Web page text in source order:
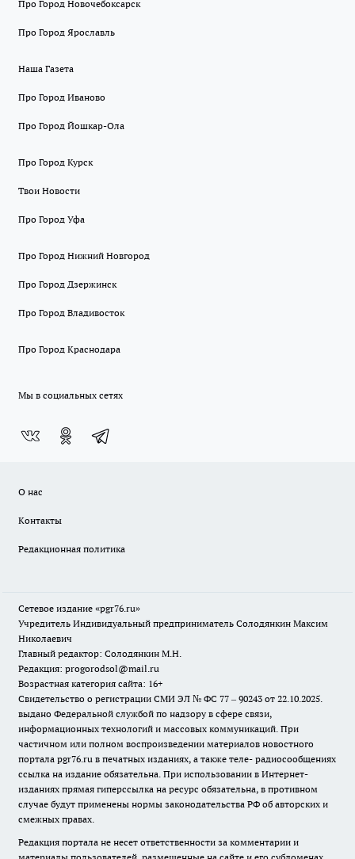
Про Город Новочебоксарск
Про Город Ярославль
Наша Газета
Про Город Иваново
Про Город Йошкар-Ола
Про Город Курск
Твои Новости
Про Город Уфа
Про Город Нижний Новгород
Про Город Дзержинск
Про Город Владивосток
Про Город Краснодара
Мы в социальных сетях
О нас
Контакты
Редакционная политика
Сетевое издание «pgr76.ru»
Учредитель Индивидуальный предприниматель Солодянкин Максим
Николаевич
Главный редактор: Солодянкин М.Н.
Редакция: progorodsol@mail.ru
Возрастная категория сайта: 16+
Свидетельство о регистрации СМИ ЭЛ № ФС 77 – 90243 от 22.10.2025.
выдано Федеральной службой по надзору в сфере связи,
информационных технологий и массовых коммуникаций. При
частичном или полном воспроизведении материалов новостного
портала pgr76.ru в печатных изданиях, а также теле- радиосообщениях
ссылка на издание обязательна. При использовании в Интернет-
изданиях прямая гиперссылка на ресурс обязательна, в противном
случае будут применены нормы законодательства РФ об авторских и
смежных правах.
Редакция портала не несет ответственности за комментарии и